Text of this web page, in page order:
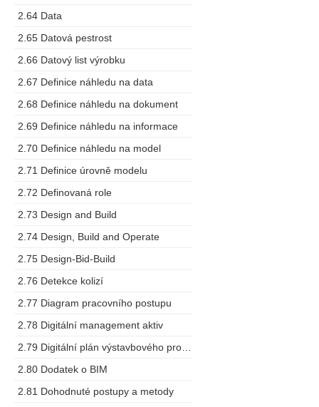
2.64 Data
2.65 Datová pestrost
2.66 Datový list výrobku
2.67 Definice náhledu na data
2.68 Definice náhledu na dokument
2.69 Definice náhledu na informace
2.70 Definice náhledu na model
2.71 Definice úrovně modelu
2.72 Definovaná role
2.73 Design and Build
2.74 Design, Build and Operate
2.75 Design-Bid-Build
2.76 Detekce kolizí
2.77 Diagram pracovního postupu
2.78 Digitální management aktiv
2.80 Dodatek o BIM
2.81 Dohodnuté postupy a metody